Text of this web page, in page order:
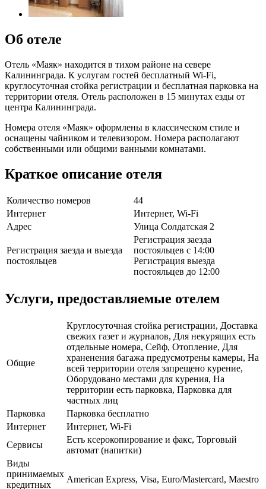
Об отеле
Отель «Маяк» находится в тихом районе на севере
Калининграда. К услугам гостей бесплатный Wi-Fi,
круглосуточная стойка регистрации и бесплатная парковка на
территории отеля. Отель расположен в 15 минутах езды от
центра Калининграда.
Номера отеля «Маяк» оформлены в классическом стиле и
оснащены чайником и телевизором. Номера располагают
собственными или общими ванными комнатами.
Краткое описание отеля
Количество номеров
44
Интернет
Интернет, Wi-Fi
Адрес
Улица Солдатская 2
Регистрация заезда и выезда
постояльцев
Регистрация заезда
постояльцев с 14:00
Регистрация выезда
постояльцев до 12:00
Услуги, предоставляемые отелем
Общие
Круглосуточная стойка регистрации, Доставка
свежих газет и журналов, Для некурящих есть
отдельные номера, Сейф, Отопление, Для
храненения багажа предусмотрены камеры, На
всей территории отеля запрещено курение,
Оборудовано местами для курения, На
территории есть парковка, Парковка для
частных лиц
Парковка
Парковка бесплатно
Интернет
Интернет, Wi-Fi
Сервисы
Есть ксерокопирование и факс, Торговый
автомат (напитки)
Виды
принимаемых
кредитных
American Express, Visa, Euro/Mastercard, Maestro